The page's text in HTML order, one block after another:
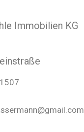
Immobilien KG